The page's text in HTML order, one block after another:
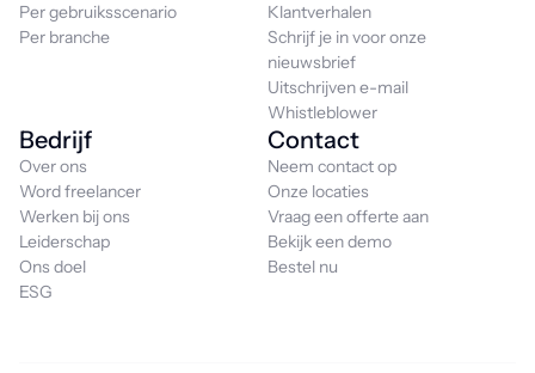
Per gebruiksscenario
Per branche
Klantverhalen
Schrijf je in voor onze
nieuwsbrief
Uitschrijven e-mail
Whistleblower
Bedrijf
Over ons
Word freelancer
Werken bij ons
Leiderschap
Ons doel
ESG
Contact
Neem contact op
Onze locaties
Vraag een offerte aan
Bekijk een demo
Bestel nu